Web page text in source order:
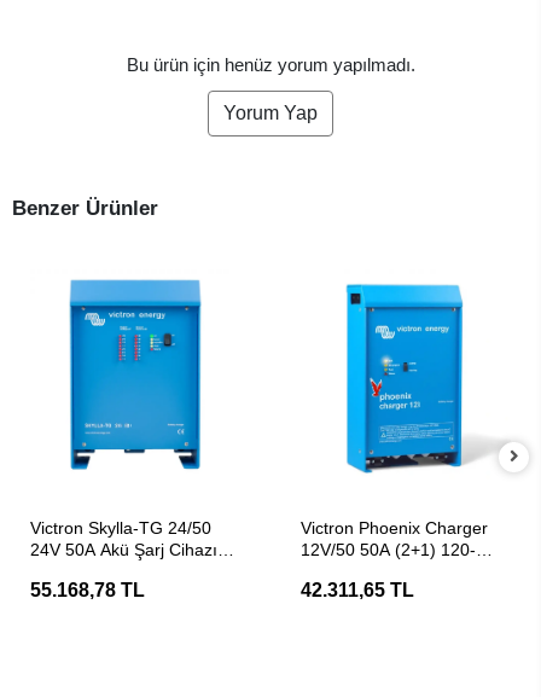
Bu ürün için henüz yorum yapılmadı.
Yorum Yap
Benzer Ürünler
Victron Skylla-TG 24/50
24V 50A Akü Şarj Cihazı
55.168,78 TL
Victron Phoenix Charger
12V/50 50A (2+1) 120-
42.311,65 TL